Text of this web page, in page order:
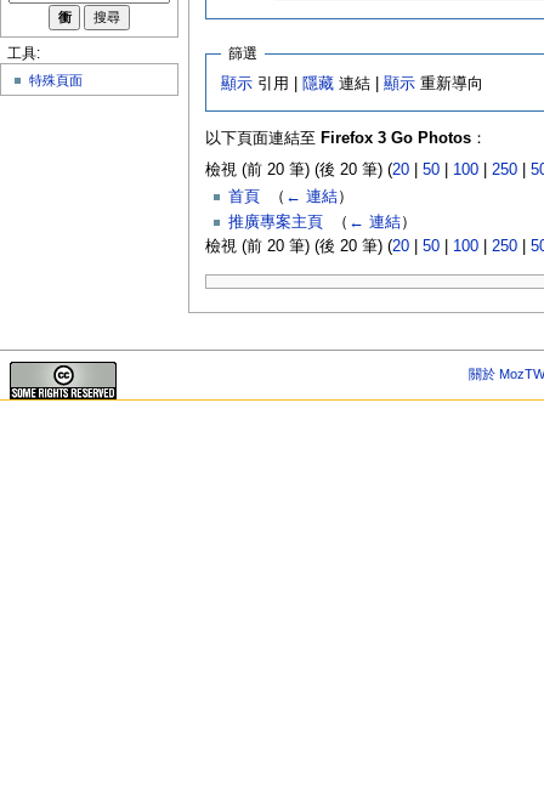
篩選
顯示 引用 | 隱藏 連結 |顯示 重新導向
以下頁面連結至 Firefox 3 Go Photos：
檢視 (前 20 筆) (後 20 筆) (20| 50| 100| 250|
首頁
（ ← 連結）
推廣專案主頁‎ （ ← 連結）
檢視 (前 20 筆) (後 20 筆) (20| 50| 100| 250|
工具:
特殊頁面
關於